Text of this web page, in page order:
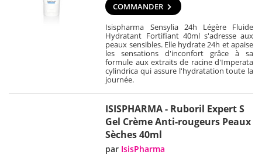
COMMANDER
Isispharma Sensylia 24h Légère Fluide
Hydratant Fortifiant 40ml s'adresse aux
peaux sensibles. Elle hydrate 24h et apaise
les sensations d'inconfort grâce à sa
formule aux extraits de racine d'Imperata
cylindrica qui assure l'hydratation toute la
journée.
ISISPHARMA - Ruboril Expert S
Gel Crème Anti-rougeurs Peaux
Sèches 40ml
par IsisPharma